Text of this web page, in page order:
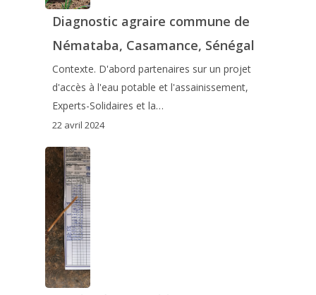
Diagnostic agraire commune de
Némataba, Casamance, Sénégal
Contexte. D'abord partenaires sur un projet
d'accès à l'eau potable et l'assainissement,
Experts-Solidaires et la…
22 avril 2024